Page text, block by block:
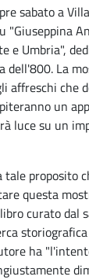
sabato a
e Umbria",
dell'800. La
affreschi che
un
luce su un
tale proposito
questa
curato dal
ha